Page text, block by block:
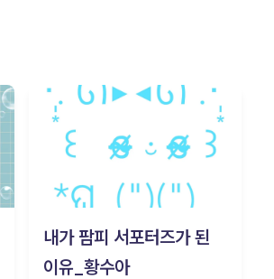
내가 팜피 서포터즈가 된
이유_황수아